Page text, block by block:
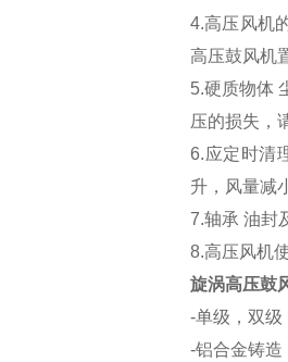
4.高压风机
高压鼓风机
5.硬质物体
压的损失，
6.应定时清
升，风量减
7.轴承 油封
8.高压风机
旋涡高压鼓
-单级，双级
-铝合金铸造